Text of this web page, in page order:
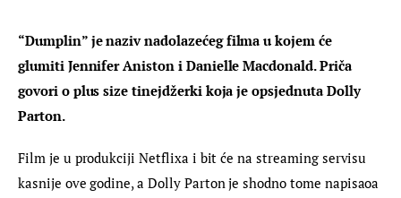
“Dumplin” je naziv nadolazećeg filma u kojem će
glumiti Jennifer Aniston i Danielle Macdonald. Priča
govori o plus size tinejdžerki koja je opsjednuta Dolly
Parton.
Film je u produkciji Netflixa i bit će na streaming servisu
kasnije ove godine, a Dolly Parton je shodno tome napisaoa